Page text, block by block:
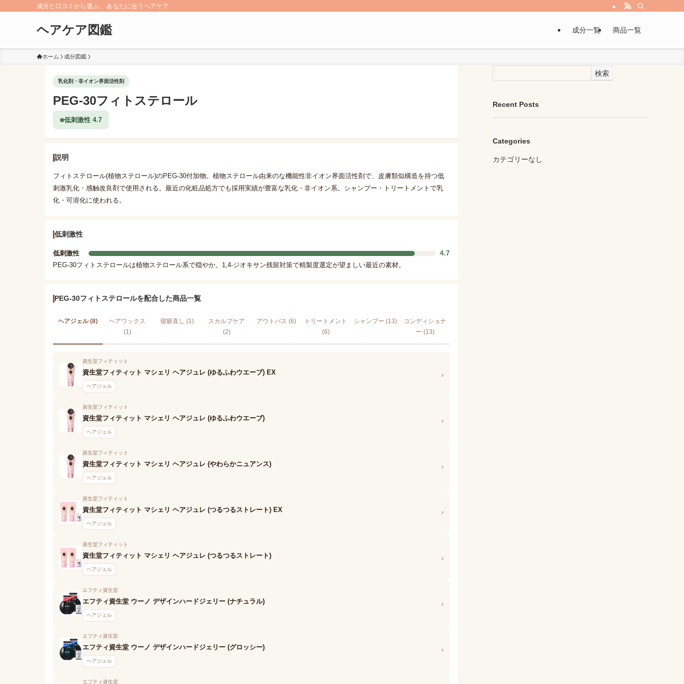
成分と口コミから選ぶ、 あなたに合うヘアケア
ヘアケア図鑑 成分一覧 商品一覧
ホーム 成分図鑑
乳化剤・非イオン界面活性剤
PEG-30フィトステロール
低刺激性 4.7
説明
フィトステロール(植物ステロール)のPEG-30付加物。植物ステロール由来のな機能性非イオン界面活性剤で、皮膚類似構造を持つ低
刺激乳化・感触改良剤で使用される。最近の化粧品処方でも採用実績が豊富な乳化・非イオン系。シャンプー・トリートメントで乳
化・可溶化に使われる。
低刺激性
低刺激性 4.7
PEG-30フィトステロールは植物ステロール系で穏やか。1,4-ジオキサン残留対策で精製度選定が望ましい最近の素材。
PEG-30フィトステロールを配合した商品一覧
ヘアジェル (8)
ヘアワックス
(1)
寝癖直し (1)
スカルプケア
(2)
アウトバス (6)
トリートメント
(6)
シャンプー (13)
コンディショナ
ー (13)
資生堂フィティット
資生堂フィティット マシェリ ヘアジュレ (ゆるふわウエーブ) EX
ヘアジェル
›
資生堂フィティット
資生堂フィティット マシェリ ヘアジュレ (ゆるふわウエーブ)
ヘアジェル
›
資生堂フィティット
資生堂フィティット マシェリ ヘアジュレ (やわらかニュアンス)
ヘアジェル
›
資生堂フィティット
資生堂フィティット マシェリ ヘアジュレ (つるつるストレート) EX
ヘアジェル
›
資生堂フィティット
資生堂フィティット マシェリ ヘアジュレ (つるつるストレート)
ヘアジェル
›
エフティ資生堂
エフティ資生堂 ウーノ デザインハードジェリー (ナチュラル)
ヘアジェル
›
エフティ資生堂
エフティ資生堂 ウーノ デザインハードジェリー (グロッシー)
ヘアジェル
›
エフティ資生堂
検索
Recent Posts
Categories
カテゴリーなし